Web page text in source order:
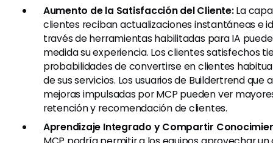
Aumento de la Satisfacción del Cliente:La
clientes reciban actualizaciones instantáneas e
través de herramientas habilitadas para IA
medida su experiencia. Los clientes satisfechos
probabilidades de convertirse en clientes
de sus servicios. Los usuarios de Buildertrend que
mejoras impulsadas por MCP pueden ver
retención y recomendación de clientes.
Aprendizaje Integrado y Compartir